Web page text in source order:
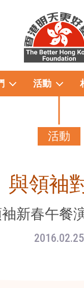
活動
活動
與領袖
新春午餐
2016.02.25